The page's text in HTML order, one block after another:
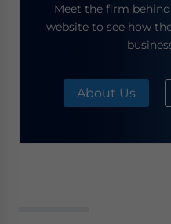
Meet the firm
website to see how
About Us